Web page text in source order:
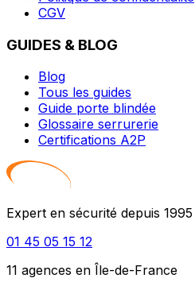
CGV
GUIDES & BLOG
Blog
Tous les guides
Guide porte blindée
Glossaire serrurerie
Certifications A2P
Expert en sécurité depuis 1995
01 45 05 15 12
11 agences en Île-de-France